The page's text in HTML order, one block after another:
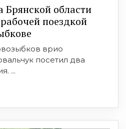
Брянской области
поездкой
врио
посетил два
...